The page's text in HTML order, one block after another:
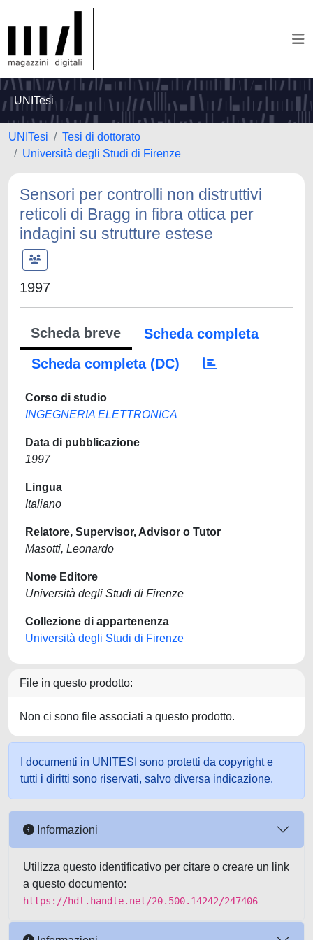
UNITesi
UNITesi
Tesi di dottorato
Università degli Studi di Firenze
Sensori per controlli non distruttivi
reticoli di Bragg in fibra ottica per
indagini su strutture estese
1997
Scheda breve
Scheda completa
Scheda completa (DC)
Corso di studio
INGEGNERIA ELETTRONICA
Data di pubblicazione
1997
Lingua
Italiano
Relatore, Supervisor, Advisor o Tutor
Masotti, Leonardo
Nome Editore
Università degli Studi di Firenze
Collezione di appartenenza
Università degli Studi di Firenze
File in questo prodotto:
Non ci sono file associati a questo prodotto.
I documenti in UNITESI sono protetti da copyright e
tutti i diritti sono riservati, salvo diversa indicazione.
Informazioni
Utilizza questo identificativo per citare o creare un link
a questo documento:
https://hdl.handle.net/20.500.14242/247406